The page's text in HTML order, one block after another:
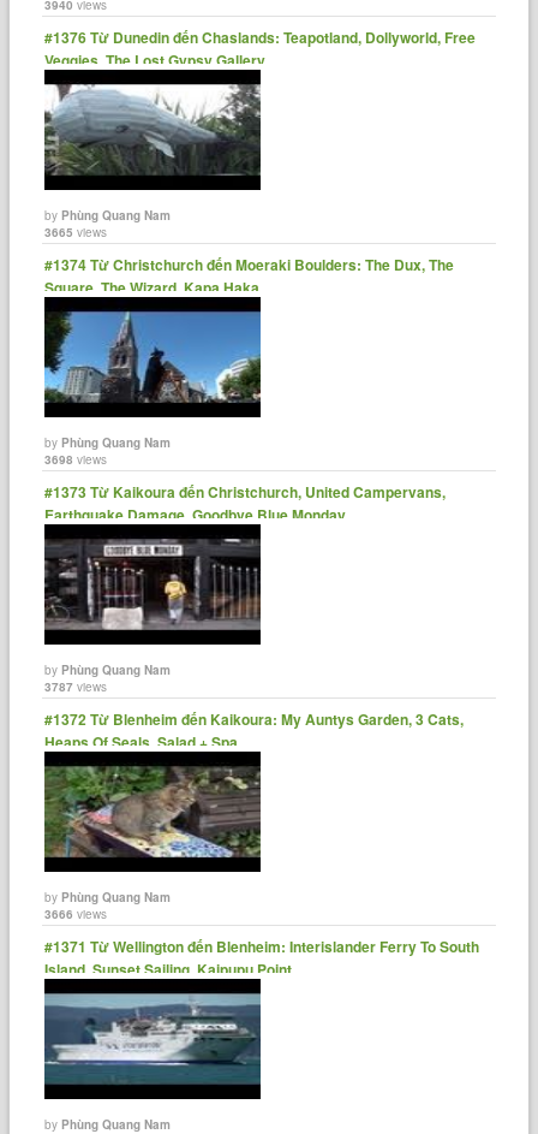
3940 views
#1376 Từ Dunedin đến Chaslands: Teapotland, Dollyworld, Free
Veggies, The Lost Gypsy Gallery
byPhùng Quang Nam
3665 views
#1374 Từ Christchurch đến Moeraki Boulders: The Dux, The
Square, The Wizard, Kapa Haka
byPhùng Quang Nam
3698 views
#1373 Từ Kaikoura đến Christchurch, United Campervans,
Earthquake Damage, Goodbye Blue Monday.
byPhùng Quang Nam
3787 views
#1372 Từ Blenheim đến Kaikoura: My Auntys Garden, 3 Cats,
Heaps Of Seals, Salad + Spa
byPhùng Quang Nam
3666 views
#1371 Từ Wellington đến Blenheim: Interislander Ferry To South
Island, Sunset Sailing, Kaipupu Point
byPhùng Quang Nam